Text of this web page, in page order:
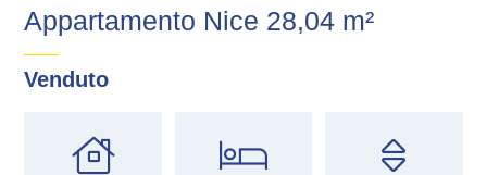
Appartamento Nice 28,04 m²
Venduto